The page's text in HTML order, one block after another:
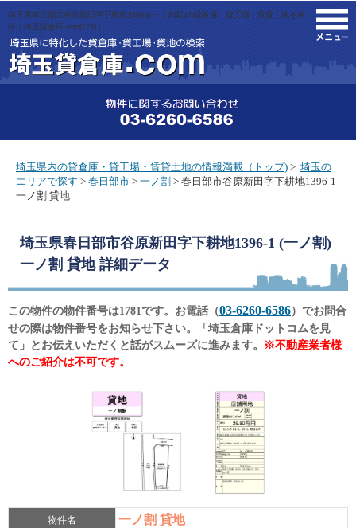
埼玉県春日部市谷原新田字下耕地1396-1(一ノ割駅)の貸倉庫・貸工場・賃貸土地を仲
介｜埼玉貸倉庫.com[1781]
埼玉県内の貸倉庫・貸工場・賃貸土地の情報満載（トップ) > 埼玉の
エリアで探す > 春日部市 > 一ノ割 > 春日部市谷原新田字下耕地1396-1
一ノ割 貸地
埼玉県春日部市谷原新田字下耕地1396-1 (一ノ割)
一ノ割 貸地詳細データ
この物件の物件番号は1781です。お電話（03-6260-6586）でお問合
せの際は物件番号をお知らせ下さい。「埼玉倉庫ドットコムを見
て」とお伝えいただくと話がスムーズに進みます。
※不動産業者様
へのご紹介は不可です。
物件名 一ノ割 貸地